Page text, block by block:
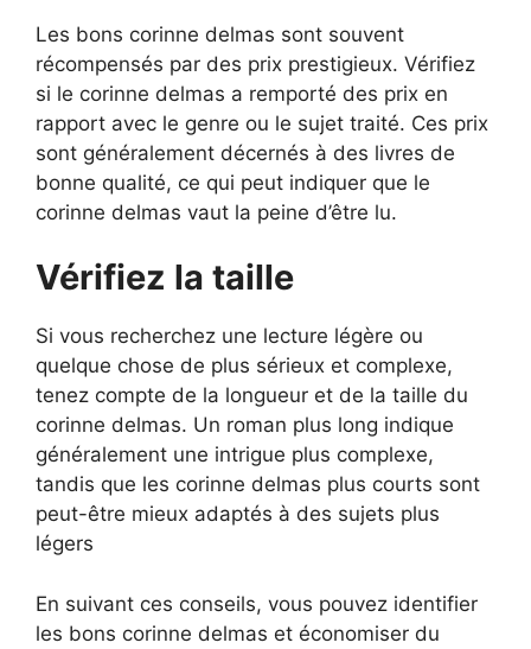
Les bons corinne delmas sont souvent
récompensés par des prix prestigieux. Vérifiez
si le corinne delmas a remporté des prix en
rapport avec le genre ou le sujet traité. Ces prix
sont généralement décernés à des livres de
bonne qualité, ce qui peut indiquer que le
corinne delmas vaut la peine d’être lu.
Vérifiez la taille
Si vous recherchez une lecture légère ou
quelque chose de plus sérieux et complexe,
tenez compte de la longueur et de la taille du
corinne delmas. Un roman plus long indique
généralement une intrigue plus complexe,
tandis que les corinne delmas plus courts sont
peut-être mieux adaptés à des sujets plus
légers
En suivant ces conseils, vous pouvez identifier
les bons corinne delmas et économiser du